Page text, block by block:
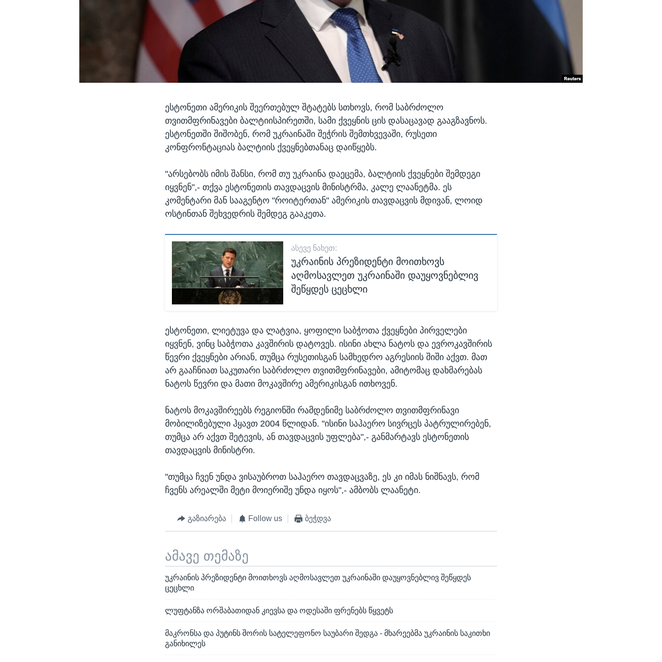
ესტონეთი ამერიკის შეერთებულ შტატებს სთხოვს, რომ საბრძოლო
თვითმფრინავები ბალტიისპირეთში, სამი ქვეყნის ცის დასაცავად გააგზავნოს.
ესტონეთში შიშობენ, რომ უკრაინაში შეჭრის შემთხვევაში, რუსეთი
კონფრონტაციას ბალტიის ქვეყნებთანაც დაიწყებს.
"არსებობს იმის შანსი, რომ თუ უკრაინა დაეცემა, ბალტიის ქვეყნები შემდეგი
იყვნენ",- თქვა ესტონეთის თავდაცვის მინისტრმა, კალე ლაანეტმა. ეს
კომენტარი მან სააგენტო "როიტერთან" ამერიკის თავდაცვის მდივან, ლოიდ
ოსტინთან შეხვედრის შემდეგ გააკეთა.
ᲐᲡᲔᲕᲔ ᲜᲐᲮᲔᲗ:
უკრაინის პრეზიდენტი მოითხოვს
აღმოსავლეთ უკრაინაში დაუყოვნებლივ
შეწყდეს ცეცხლი
ესტონეთი, ლიეტუვა და ლატვია, ყოფილი საბჭოთა ქვეყნები პირველები
იყვნენ, ვინც საბჭოთა კავშირის დატოვეს. ისინი ახლა ნატოს და ევროკავშირის
წევრი ქვეყნები არიან, თუმცა რუსეთისგან სამხედრო აგრესიის შიში აქვთ. მათ
არ გააჩნიათ საკუთარი საბრძოლო თვითმფრინავები, ამიტომაც დახმარებას
ნატოს წევრი და მათი მოკავშირე ამერიკისგან ითხოვენ.
ნატოს მოკავშირეებს რეგიონში რამდენიმე საბრძოლო თვითმფრინავი
მობილიზებული ჰყავთ 2004 წლიდან. "ისინი საჰაერო სივრცეს პატრულირებენ,
თუმცა არ აქვთ შეტევის, ან თავდაცვის უფლება",- განმარტავს ესტონეთის
თავდაცვის მინისტრი.
"თუმცა ჩვენ უნდა ვისაუბროთ საჰაერო თავდაცვაზე, ეს კი იმას ნიშნავს, რომ
ჩვენს არეალში მეტი მოიერიშე უნდა იყოს",- ამბობს ლაანეტი.
გაზიარება Follow us ბეჭდვა
ამავე თემაზე
უკრაინის პრეზიდენტი მოითხოვს აღმოსავლეთ უკრაინაში დაუყოვნებლივ შეწყდეს
ცეცხლი
ლუფტანზა ორშაბათიდან კიევსა და ოდესაში ფრენებს წყვეტს
მაკრონსა და პუტინს შორის სატელეფონო საუბარი შედგა - მხარეებმა უკრაინის საკითხი
განიხილეს